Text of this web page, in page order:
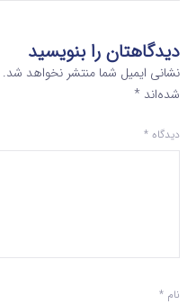
دیدگاهتان را بنویسید
نشانی ایمیل شما منتشر نخواهد شد.
شده‌اند *
دیدگاه *
نام *